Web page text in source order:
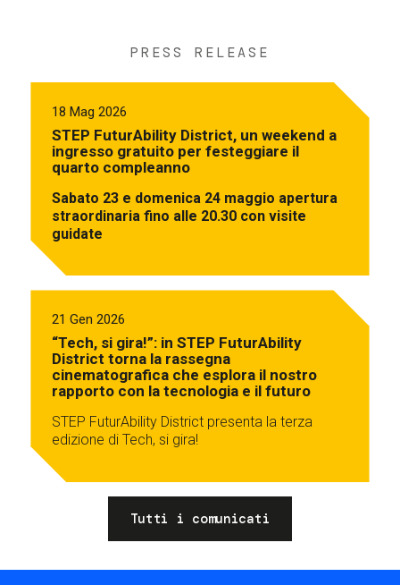
PRESS RELEASE
18 Mag 2026
STEP FuturAbility District, un weekend a
ingresso gratuito per festeggiare il
quarto compleanno
Sabato 23 e domenica 24 maggio apertura
straordinaria fino alle 20.30 con visite
guidate
21 Gen 2026
“Tech, si gira!”: in STEP FuturAbility
District torna la rassegna
cinematografica che esplora il nostro
rapporto con la tecnologia e il futuro
STEP FuturAbility District presenta la terza
edizione di Tech, si gira!
Tutti i comunicati